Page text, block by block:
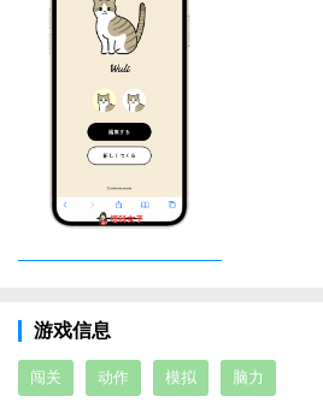
游戏信息
闯关 动作 模拟 脑力